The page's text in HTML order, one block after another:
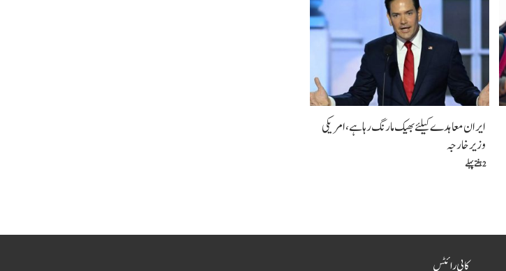
ایران معاہدے کیلئے بھیک مارنگ رہا ہے،امریکی
وزیرخارجہ
2 ہفتے پہلے
کاپی رائٹس